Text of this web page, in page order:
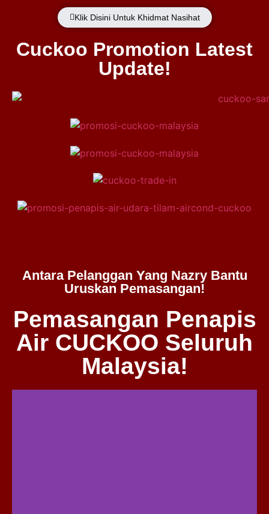
Klik Disini Untuk Khidmat Nasihat
Cuckoo Promotion Latest
Update!
Antara Pelanggan Yang Nazry Bantu
Uruskan Pemasangan!
Pemasangan Penapis
Air CUCKOO Seluruh
Malaysia!